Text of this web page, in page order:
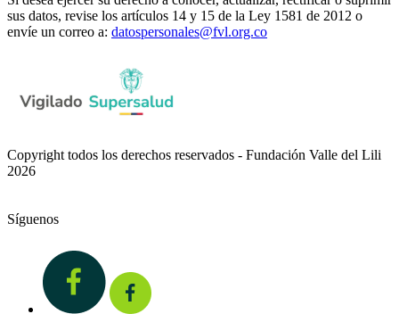
sus datos, revise los artículos 14 y 15 de la Ley 1581 de 2012 o
envíe un correo a: datospersonales@fvl.org.co
Copyright todos los derechos reservados - Fundación Valle del Lili
2026
Síguenos